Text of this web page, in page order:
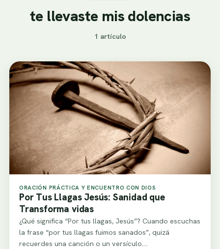
te llevaste mis dolencias
1 artículo
ORACIÓN PRÁCTICA Y ENCUENTRO CON DIOS
Por Tus Llagas Jesús: Sanidad que
Transforma vidas
¿Qué significa “Por tus llagas, Jesús”? Cuando escuchas
la frase “por tus llagas fuimos sanados”, quizá
recuerdes una canción o un versículo.…